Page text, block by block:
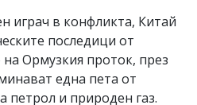
играч в конфликта, Китай
последици от
Ормузкия проток, през
една пета от
петрол и природен газ.